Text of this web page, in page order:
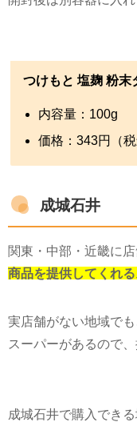
つけもと 塩麹 粉末
内容量： 100g
価格：343円（税
成城石井
関東・中部・近畿に
商品を提供してくれ
実店舗がない地域で
スーパーがあるので
成城石井で購入でき